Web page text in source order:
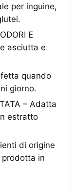
per inguine,
E
asciutta e
quando
giorno.
– Adatta
estratto
di origine
prodotta in